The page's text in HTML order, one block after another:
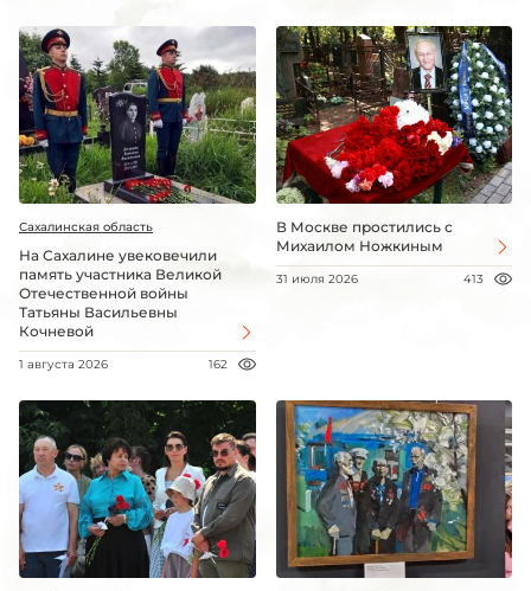
Сахалинская область
На Сахалине увековечили
память участника Великой
Отечественной войны
Татьяны Васильевны
Кочневой
1 августа 2026 162
В Москве простились с
Михаилом Ножкиным
31 июля 2026 413